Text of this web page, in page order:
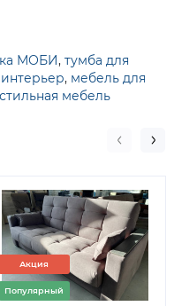
МОБИ, тумба для
интерьер, мебель для
стильная мебель
Акция
Популярный